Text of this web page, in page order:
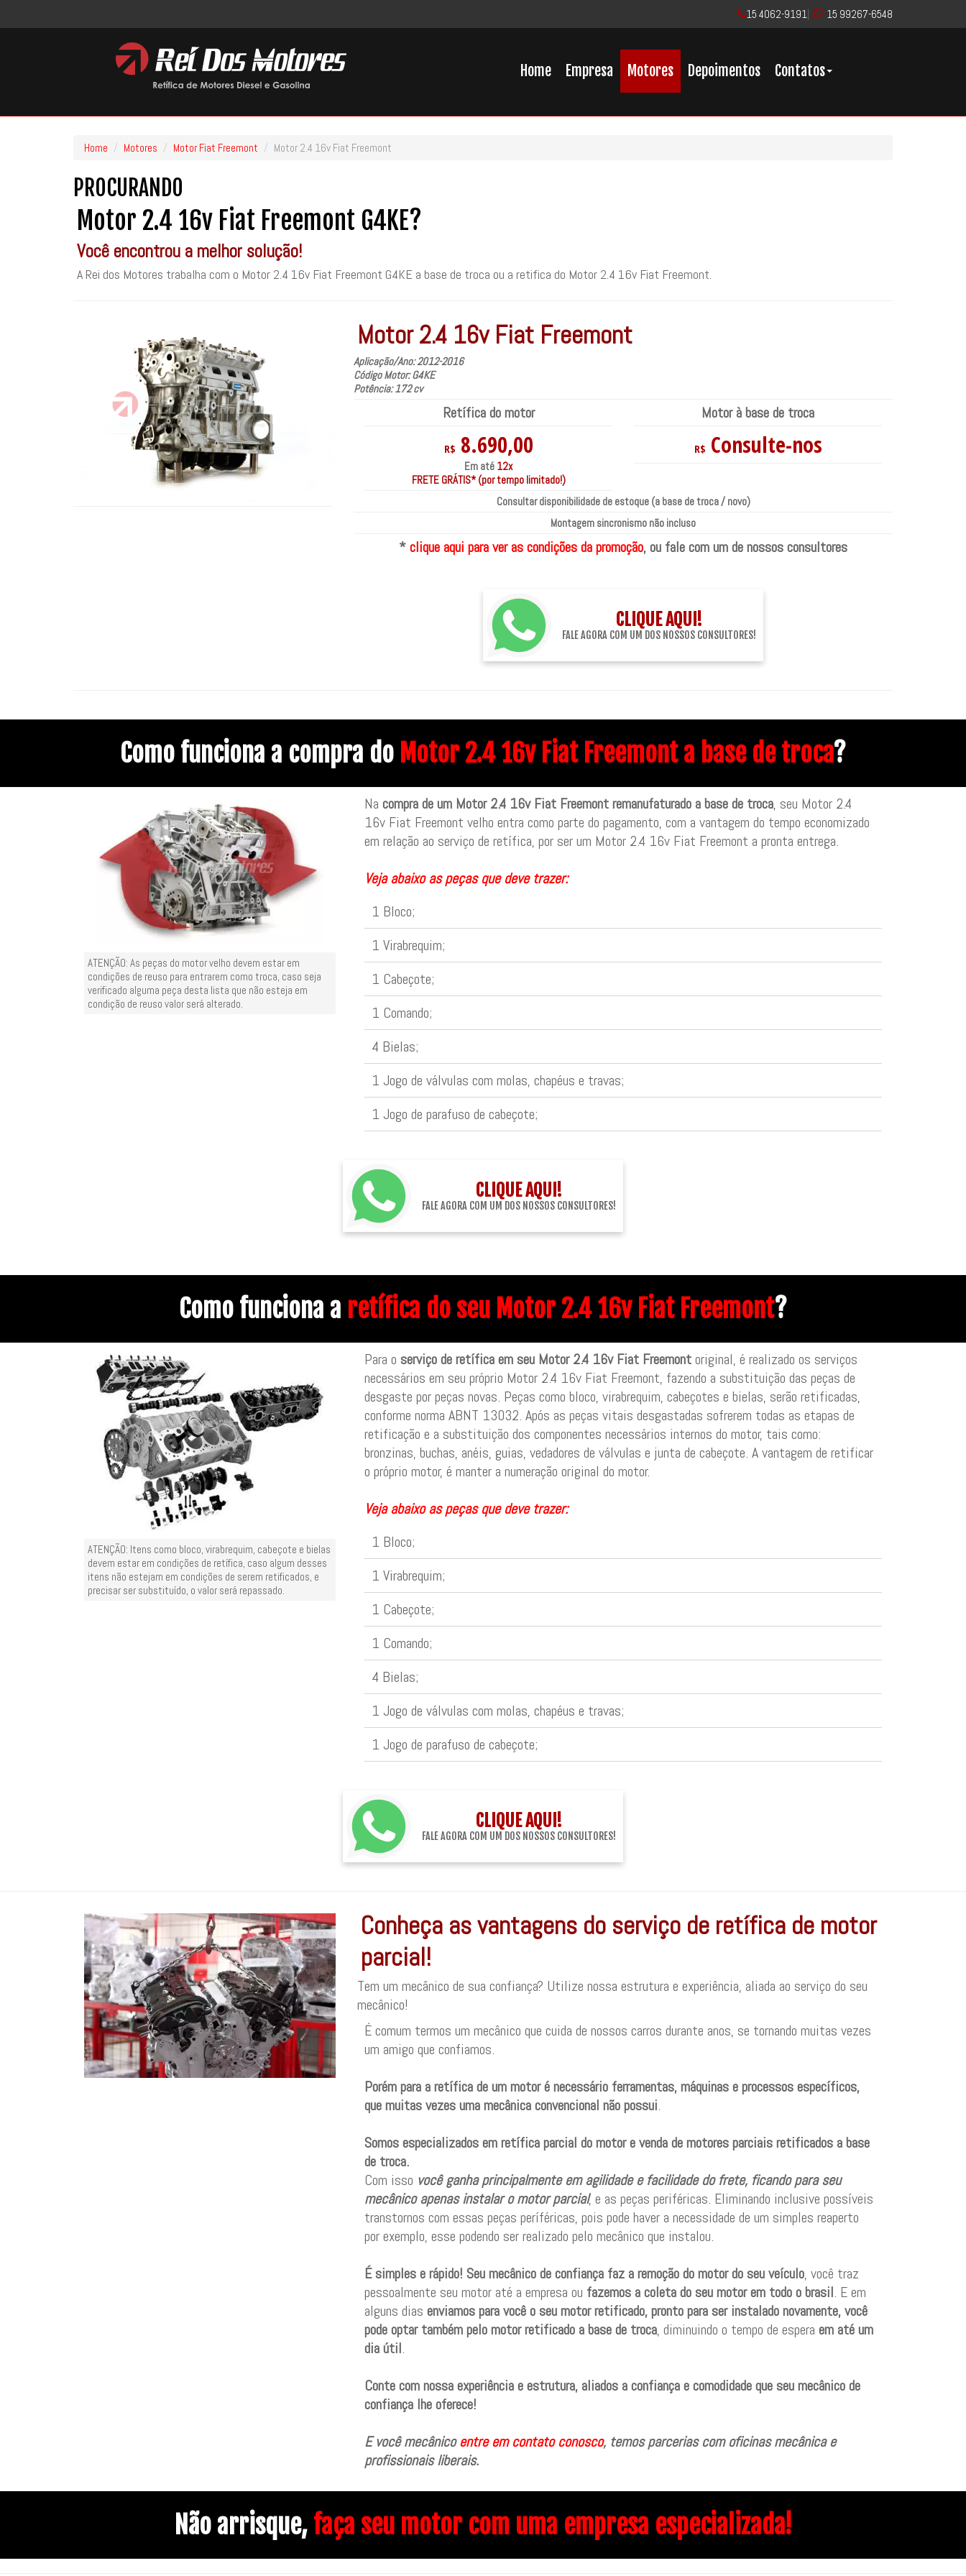
15 4062-9191 15 99267-6548
Home Empresa Motores Depoimentos Contatos
Home Motores Motor Fiat Freemont Motor 2.4 16v Fiat Freemont
PROCURANDO
Motor 2.4 16v Fiat Freemont G4KE?
Você encontrou a melhor solução!
A Rei dos Motores trabalha com o Motor 2.4 16v Fiat Freemont G4KE a base de troca ou a retifica do Motor 2.4 16v Fiat Freemont.
Motor 2.4 16v Fiat Freemont
Aplicação/Ano: 2012-2016
Código Motor: G4KE
Potência: 172 cv
Retífica do motor
R$ 8.690,00
Em até 12x
FRETE GRÁTIS* (por tempo limitado!)
Motor à base de troca
R$ Consulte-nos
Consultar disponibilidade de estoque (a base de troca / novo)
Montagem sincronismo não incluso
*clique aqui para ver as condições da promoção, ou fale com um de nossos consultores
CLIQUE AQUI!
FALE AGORA COM UM DOS NOSSOS CONSULTORES!
Como funciona a compra do Motor 2.4 16v Fiat Freemont a base de troca?
ATENÇÃO: As peças do motor velho devem estar em
condições de reuso para entrarem como troca, caso seja
verificado alguma peça desta lista que não esteja em
condição de reuso valor será alterado.
Na compra de um Motor 2.4 16v Fiat Freemont remanufaturado a base de troca, seu Motor 2.4
16v Fiat Freemont velho entra como parte do pagamento, com a vantagem do tempo economizado
em relação ao serviço de retífica, por ser um Motor 2.4 16v Fiat Freemont a pronta entrega.
Veja abaixo as peças que deve trazer:
1 Bloco;
1 Virabrequim;
1 Cabeçote;
1 Comando;
4 Bielas;
1 Jogo de válvulas com molas, chapéus e travas;
1 Jogo de parafuso de cabeçote;
CLIQUE AQUI!
FALE AGORA COM UM DOS NOSSOS CONSULTORES!
Como funciona a retífica do seu Motor 2.4 16v Fiat Freemont?
ATENÇÃO: Itens como bloco, virabrequim, cabeçote e bielas
devem estar em condições de retífica, caso algum desses
itens não estejam em condições de serem retificados, e
precisar ser substituído, o valor será repassado.
Para o serviço de retífica em seu Motor 2.4 16v Fiat Freemontoriginal, é realizado os serviços
necessários em seu próprio Motor 2.4 16v Fiat Freemont, fazendo a substituição das peças de
desgaste por peças novas. Peças como bloco, virabrequim, cabeçotes e bielas, serão retificadas,
conforme norma ABNT 13032. Após as peças vitais desgastadas sofrerem todas as etapas de
retificação e a substituição dos componentes necessários internos do motor, tais como:
bronzinas, buchas, anéis, guias, vedadores de válvulas e junta de cabeçote. A vantagem de retificar
o próprio motor, é manter a numeração original do motor.
Veja abaixo as peças que deve trazer:
1 Bloco;
1 Virabrequim;
1 Cabeçote;
1 Comando;
4 Bielas;
1 Jogo de válvulas com molas, chapéus e travas;
1 Jogo de parafuso de cabeçote;
CLIQUE AQUI!
FALE AGORA COM UM DOS NOSSOS CONSULTORES!
Conheça as vantagens do serviço de retífica de motor
parcial!
Tem um mecânico de sua confiança? Utilize nossa estrutura e experiência, aliada ao serviço do seu
mecânico!
É comum termos um mecânico que cuida de nossos carros durante anos, se tornando muitas vezes
um amigo que confiamos.
Porém para a retífica de um motor é necessário ferramentas, máquinas e processos específicos,
que muitas vezes uma mecânica convencional não possui.
Somos especializados em retífica parcial do motor e venda de motores parciais retificados a base
de troca.
Com isso você ganha principalmente em agilidade e facilidade do frete, ficando para seu
mecânico apenas instalar o motor parcial, e as peças periféricas. Eliminando inclusive possíveis
transtornos com essas peças períféricas, pois pode haver a necessidade de um simples reaperto
por exemplo, esse podendo ser realizado pelo mecânico que instalou.
É simples e rápido! Seu mecânico de confiança faz a remoção do motor do seu veículo, você traz
pessoalmente seu motor até a empresa ou fazemos a coleta do seu motor em todo o brasil. E em
alguns dias enviamos para você o seu motor retificado, pronto para ser instalado novamente, você
pode optar também pelo motor retificado a base de troca, diminuindo o tempo de espera em até um
dia útil.
Conte com nossa experiência e estrutura, aliados a confiança e comodidade que seu mecânico de
confiança lhe oferece!
E você mecânicoentre em contato conosco, temos parcerias com oficinas mecânica e
profissionais liberais.
Não arrisque, faça seu motor com uma empresa especializada!